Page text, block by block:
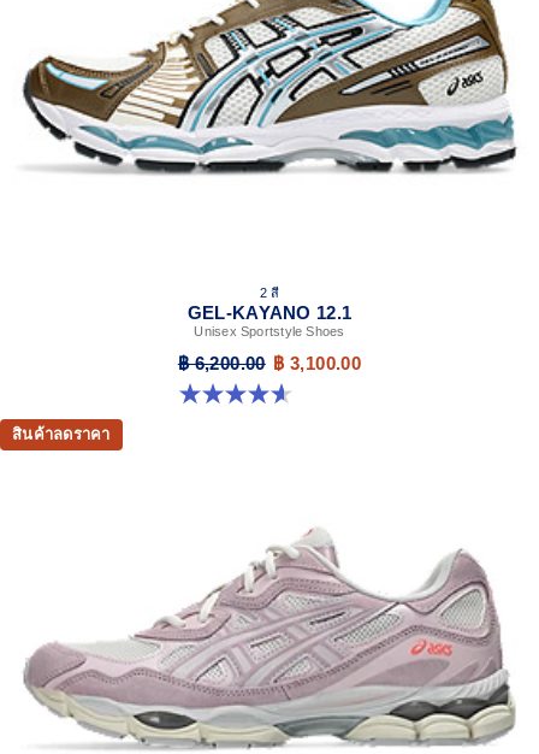
2 สี
GEL-KAYANO 12.1
Unisex Sportstyle Shoes
฿ 6,200.00 ฿ 3,100.00
4.6 จาก 5 ดาว 13 รีวิว
สินค้าลดราคา